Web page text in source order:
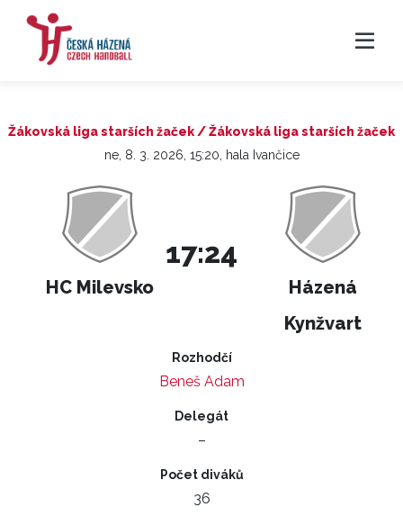
Žákovská liga starších žaček / Žákovská liga starších žaček
ne, 8. 3. 2026, 15:20, hala Ivančice
HC Milevsko
17:24
Házená
Kynžvart
Rozhodčí
Beneš Adam
Delegát
–
Počet diváků
36